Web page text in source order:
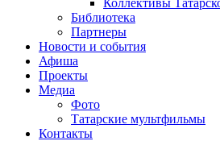
Коллективы
Библиотека
Партнеры
Новости и события
Афиша
Проекты
Медиа
Фото
Татарские мультфильмы
Контакты